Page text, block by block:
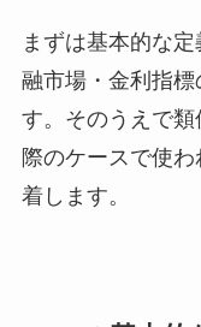
まずは基本的な
融市場・金利指
す。そのうえで
際のケースで使
着します。